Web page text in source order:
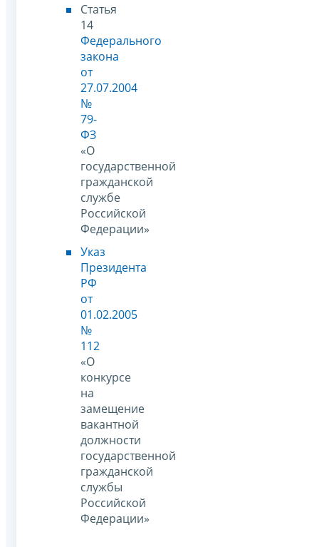
Статья
14
Федерального
закона
от
27.07.2004
№
79-
ФЗ
«О
государственной
гражданской
службе
Российской
Федерации»
Указ
Президента
РФ
от
01.02.2005
№
112
«О
конкурсе
на
замещение
вакантной
должности
государственной
гражданской
службы
Российской
Федерации»